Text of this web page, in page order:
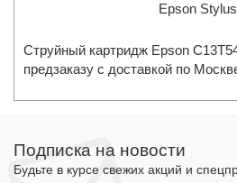
Epson
Струйный картридж Epson
предзаказу с доставкой по
Подписка на новости
Будьте в курсе свежих акций и